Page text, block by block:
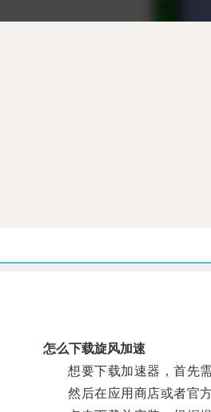
怎么下载旋风加速
想要下载加速器，首先需
然后在应用商店或者官方